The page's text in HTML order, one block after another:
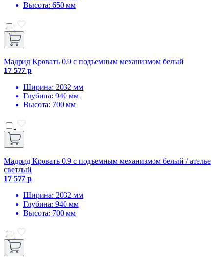
Высота: 650 мм
Мадрид Кровать 0.9 с подъемным механизмом белый
17 577 р
Ширина: 2032 мм
Глубина: 940 мм
Высота: 700 мм
Мадрид Кровать 0.9 с подъемным механизмом белый / ателье
светлый
17 577 р
Ширина: 2032 мм
Глубина: 940 мм
Высота: 700 мм